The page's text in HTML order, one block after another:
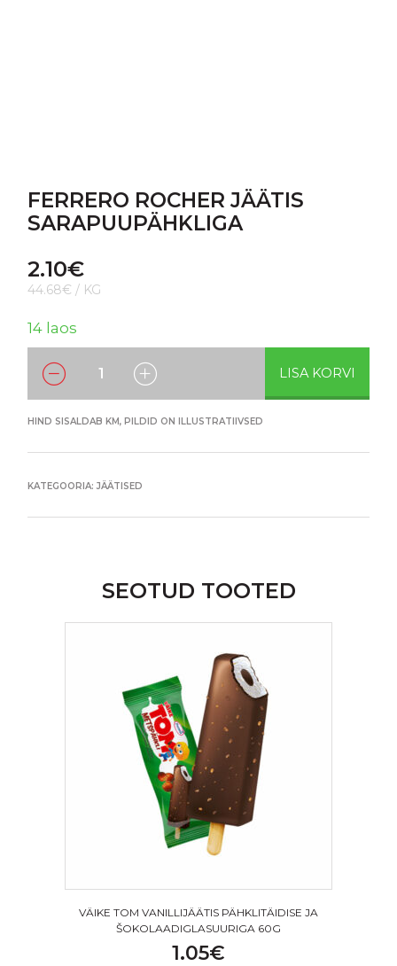
FERRERO ROCHER JÄÄTIS
SARAPUUPÄHKLIGA
2.10€
44.68€ / KG
14 laos
LISA KORVI
HIND SISALDAB KM, PILDID ON ILLUSTRATIIVSED
KATEGOORIA:JÄÄTISED
SEOTUD TOOTED
VÄIKE TOM VANILLIJÄÄTIS PÄHKLITÄIDISE JA
ŠOKOLAADIGLASUURIGA 60G
1.05€